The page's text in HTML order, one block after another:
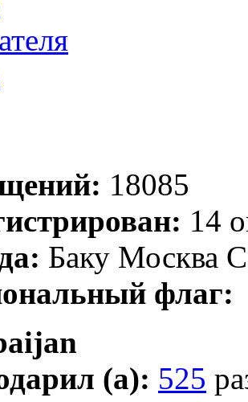
18085
14
Баку Москва
флаг:
(а): 525